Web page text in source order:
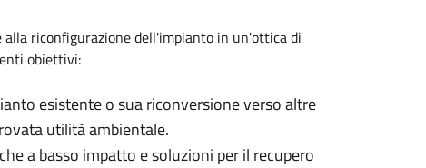
riconfigurazione dell'impianto in un'ottica di
obiettivi:
esistente o sua riconversione verso altre
utilità ambientale.
a basso impatto e soluzioni per il recupero